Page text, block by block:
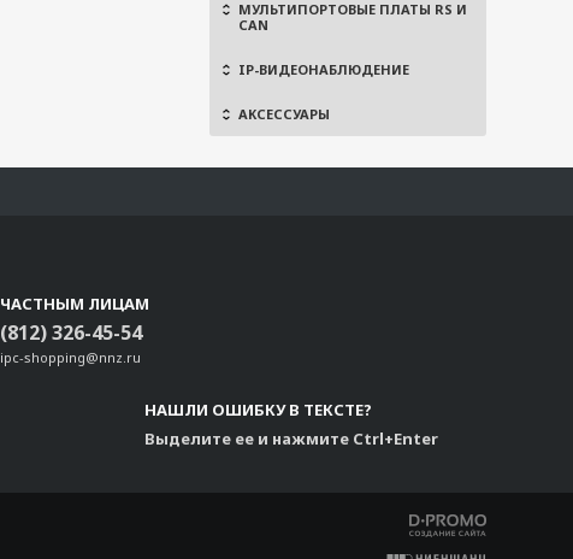
МУЛЬТИПОРТОВЫЕ ПЛАТЫ RS И
CAN
IP-ВИДЕОНАБЛЮДЕНИЕ
АКСЕССУАРЫ
ЧАСТНЫМ ЛИЦАМ
(812) 326-45-54
ipc-shopping@nnz.ru
НАШЛИ ОШИБКУ В ТЕКСТЕ?
Выделите ее и нажмите Ctrl+Enter